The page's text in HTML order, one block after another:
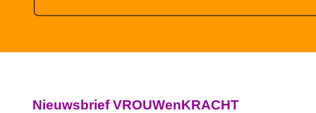
Nieuwsbrief VROUWenKRACHT